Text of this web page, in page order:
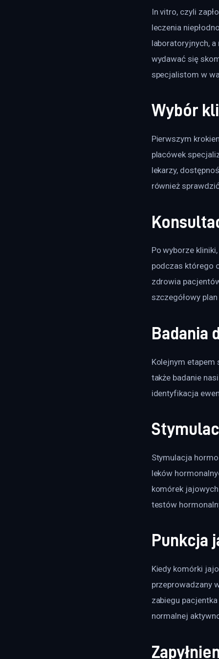
In vitro, czyli
leczenia
laboratoryjnych,
wydawać się
specjalistom w
Wybór
Pierwszym
placówek
lekarzy,
również
Po wyborze
podczas którego
zdrowia
szczegółowy plan
Badania
Kolejnym etapem
także badanie
identyfikacja
Stymulacja
leków
komórek
testów
Punkcja
Kiedy komórki
przeprowadzany
zabiegu
normalnej